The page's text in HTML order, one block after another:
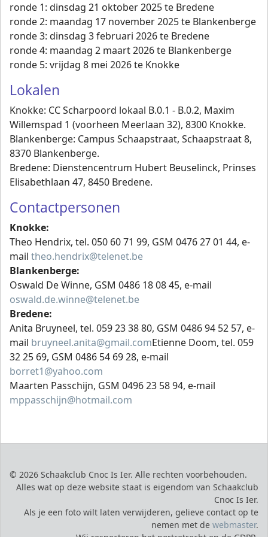
ronde 1: dinsdag 21 oktober 2025 te Bredene
ronde 2: maandag 17 november 2025 te Blankenberge
ronde 3: dinsdag 3 februari 2026 te Bredene
ronde 4: maandag 2 maart 2026 te Blankenberge
ronde 5: vrijdag 8 mei 2026 te Knokke
Lokalen
Knokke: CC Scharpoord lokaal B.0.1 - B.0.2, Maxim
Willemspad 1 (voorheen Meerlaan 32), 8300 Knokke.
Blankenberge: Campus Schaapstraat, Schaapstraat 8,
8370 Blankenberge.
Bredene: Dienstencentrum Hubert Beuselinck, Prinses
Elisabethlaan 47, 8450 Bredene.
Contactpersonen
Knokke:
Theo Hendrix, tel. 050 60 71 99, GSM 0476 27 01 44, e-
mail theo.hendrix@telenet.be
Blankenberge:
Oswald De Winne, GSM 0486 18 08 45, e-mail
oswald.de.winne@telenet.be
Bredene:
Anita Bruyneel, tel. 059 23 38 80, GSM 0486 94 52 57, e-
mail bruyneel.anita@gmail.comEtienne Doom, tel. 059
32 25 69, GSM 0486 54 69 28, e-mail
borret1@yahoo.com
Maarten Passchijn, GSM 0496 23 58 94, e-mail
mppasschijn@hotmail.com
© 2026 Schaakclub Cnoc Is Ier. Alle rechten voorbehouden.
Alles wat op deze website staat is eigendom van Schaakclub
Cnoc Is Ier.
Als je een foto wilt laten verwijderen, gelieve contact op te
nemen met de webmaster.